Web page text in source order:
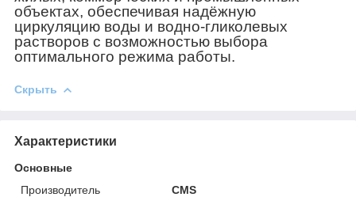
объектах, обеспечивая надёжную
циркуляцию воды и водно-гликолевых
растворов с возможностью выбора
оптимального режима работы.
Скрыть
Характеристики
Основные
Производитель
CMS